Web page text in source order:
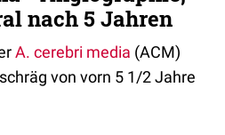
nach 5 Jahren
A. cerebri media (ACM)
von vorn 5 1/2 Jahre